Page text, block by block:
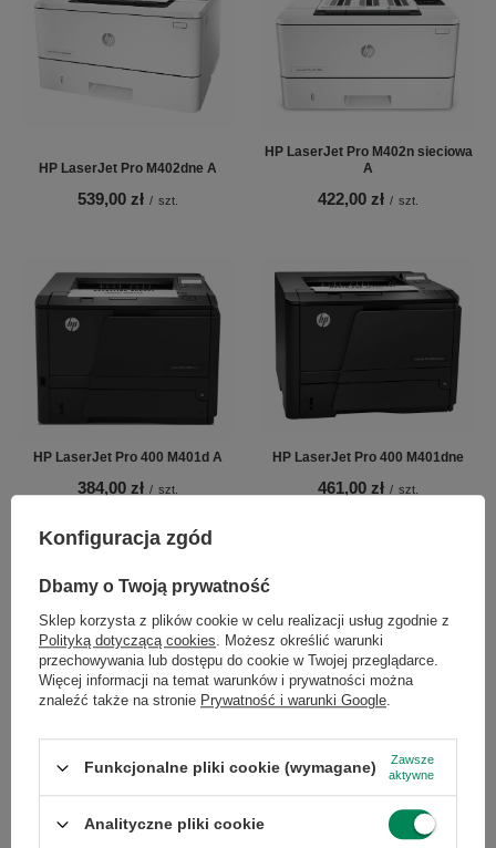
HP LaserJet Pro M402dne A
539,00 zł / szt.
HP LaserJet Pro M402n sieciowa
A
422,00 zł / szt.
HP LaserJet Pro 400 M401d A
384,00 zł / szt.
HP LaserJet Pro 400 M401dne
461,00 zł / szt.
547,00 zł / szt.
Konfiguracja zgód
Dbamy o Twoją prywatność
Sklep korzysta z plików cookie w celu realizacji usług zgodnie z
Polityką dotyczącą cookies. Możesz określić warunki
przechowywania lub dostępu do cookie w Twojej przeglądarce.
Więcej informacji na temat warunków i prywatności można
znaleźć także na stronie Prywatność i warunki Google.
Funkcjonalne pliki cookie (wymagane)
Zawsze
aktywne
Analityczne pliki cookie